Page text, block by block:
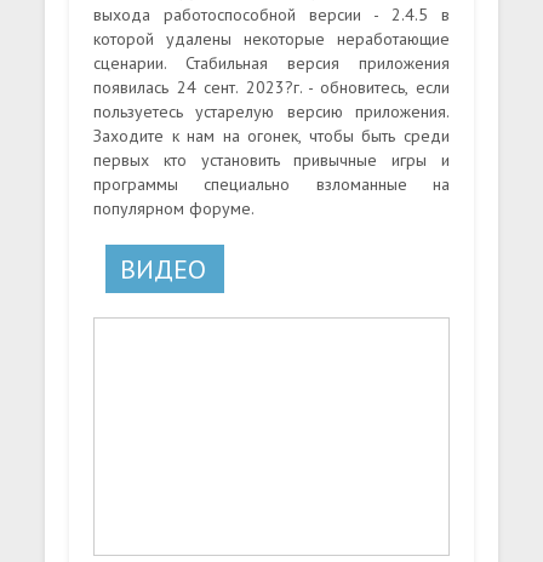
выхода работоспособной версии - 2.4.5 в
которой удалены некоторые неработающие
сценарии. Стабильная версия приложения
появилась 24 сент. 2023?г. - обновитесь, если
пользуетесь устарелую версию приложения.
Заходите к нам на огонек, чтобы быть среди
первых кто установить привычные игры и
программы специально взломанные на
популярном форуме.
ВИДЕО